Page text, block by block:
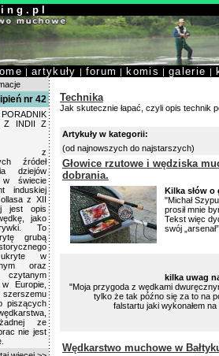
n g . p l
|artykuły | forum | komis |galerie |
nr 42
Z INDII Z
z
źródeł
dziejów
w świecie
induskiej
z XII
jest opis
jako
To
grubą
w
oraz
Europie,
szerszemu
piszących
ze
nie jest
Technika
Jak skutecznie łapać, czyli opis technik
Artykuły w kategorii:
(od najnowszych do najstarszych)
Głowice rzutowe i wędziska
dobrania.
Kilka słów o
"Michał
prosił mnie
Tekst więc
swój
kilka uwag
"Moja przygoda z wędkami
tylko że tak późno się za to na
falstartu jaki wykonałem
Wędkarstwo muchowe w